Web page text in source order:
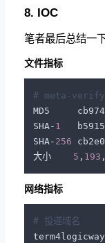
8. IOC
笔者最后总结一
文件指标
# meta-
MD5
SHA-1
SHA-256
大小 5 , 193 ,
网络指标
# 投递域名